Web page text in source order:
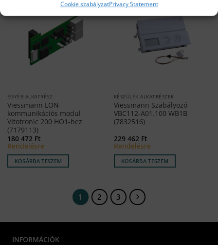
Cookie szabályzatPrivacy Statement
EGYÉB ALKATRÉSZ
Viessmann LON-
kommunikációs modul
VItotronic 200 HO1-hez
(7179113)
180 472 Ft
Rendelésre
KOSÁRBA TESZEM
KÉSZÜLÉK ALKATRÉSZEK
Viessmann Szabályozó
VBC112-A01.100 WB1B
(7832516)
229 462 Ft
Rendelésre
KOSÁRBA TESZEM
1 2 3
INFORMÁCIÓK